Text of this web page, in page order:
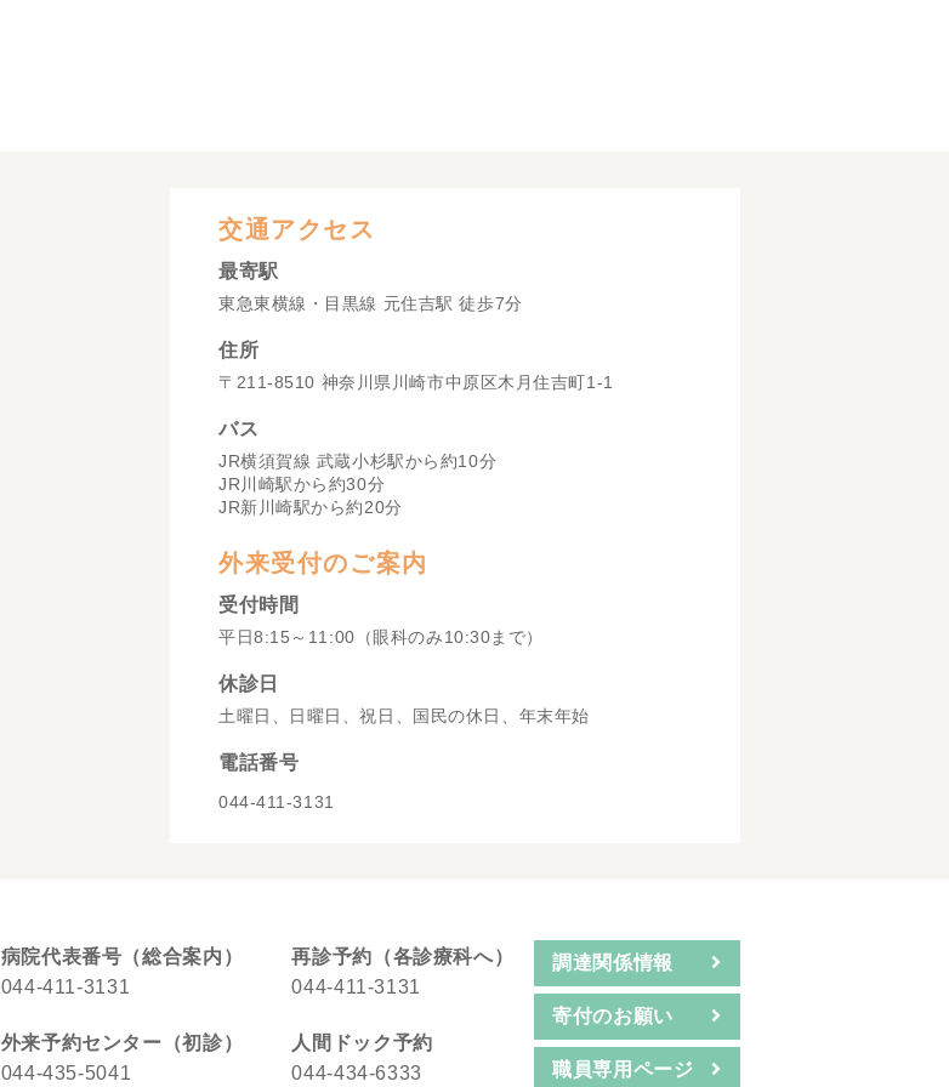
交通アクセス
最寄駅
東急東横線・目黒線 元住吉駅 徒歩7分
住所
〒211-8510 神奈川県川崎市中原区木月住吉町1-1
バス
JR横須賀線 武蔵小杉駅から約10分
JR川崎駅から約30分
JR新川崎駅から約20分
外来受付のご案内
受付時間
平日8:15～11:00（眼科のみ10:30まで）
休診日
土曜日、日曜日、祝日、国民の休日、年末年始
電話番号
044-411-3131
病院代表番号（総合案内）
044-411-3131
外来予約センター（初診）
044-435-5041
再診予約（各診療科へ）
044-411-3131
人間ドック予約
044-434-6333
調達関係情報
寄付のお願い
職員専用ページ